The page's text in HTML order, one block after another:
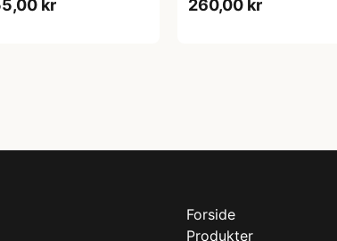
kr 260,00 kr
Forside
Produkter